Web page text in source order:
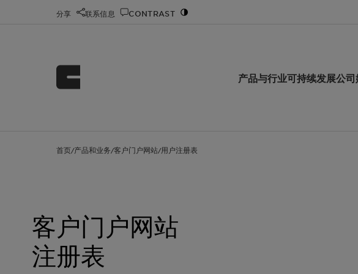
分享 联系信息 CONTRAST
产品与行业可持续发展公司
首页/产品和业务/客户门户网站/用户注册表
客户门户网站
注册表